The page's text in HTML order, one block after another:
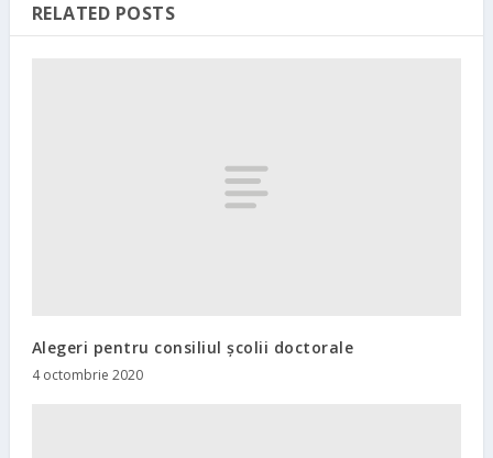
RELATED POSTS
Alegeri pentru consiliul şcolii doctorale
4 octombrie 2020